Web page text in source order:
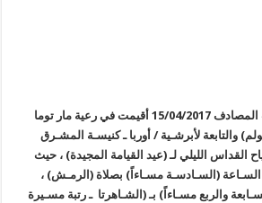
في مسـاء يوم السـبت المصادف 15/04/2017 أقيمت في رعية مار توما
والتابعة لأبرشـية / أوربا ـ كنيسـة المشـرق
القداس الليلي لـ (عيد القيامة المجيدة) ، حيث
(السـادسـة مسـاءاً) بصلاة (الرمـش) ،
والربع مسـاءاً) بـ (الشـاهرتا ـ رتبة مسـيرة